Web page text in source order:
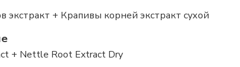
экстракт + Крапивы корней экстракт сухой
+ Nettle Root Extract Dry